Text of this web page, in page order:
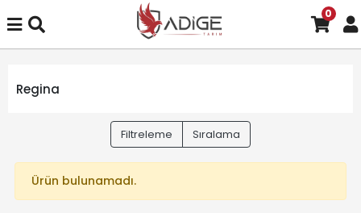
0
Regina
Filtreleme Sıralama
Ürün bulunamadı.